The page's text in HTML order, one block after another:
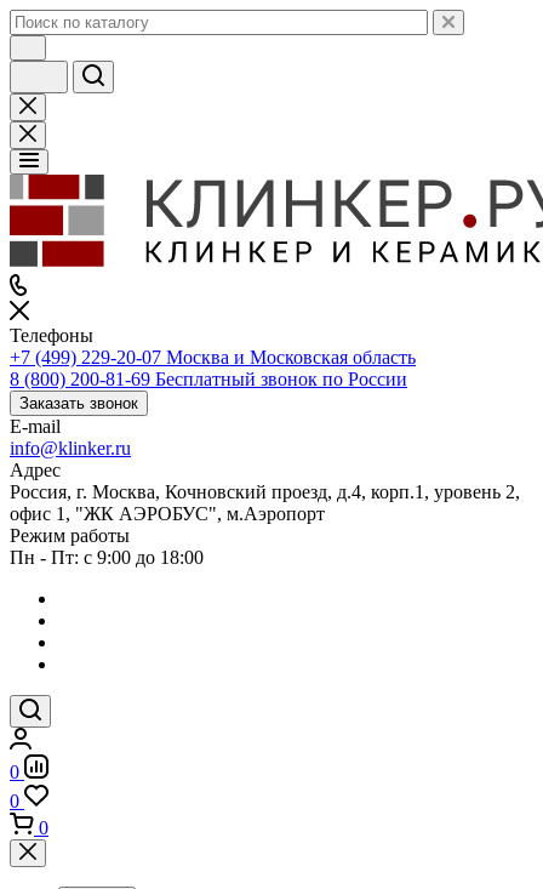
Телефоны
+7 (499) 229-20-07 Москва и Московская область
8 (800) 200-81-69 Бесплатный звонок по России
Заказать звонок
E-mail
info@klinker.ru
Адрес
Россия, г. Москва, Кочновский проезд, д.4, корп.1, уровень 2,
офис 1, "ЖК АЭРОБУС", м.Аэропорт
Режим работы
Пн - Пт: с 9:00 до 18:00
0
0
0